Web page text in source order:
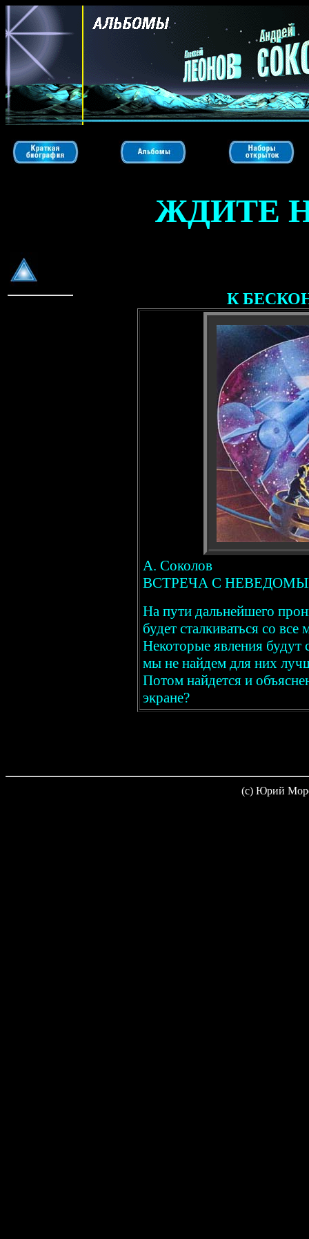
ЖДИТЕ
К
А. Соколов
ВСТРЕЧА С
На пути дальнейшего
будет сталкиваться со
Некоторые явления будут
мы не найдем для них
Потом найдется и
экране?
(c) Юрий